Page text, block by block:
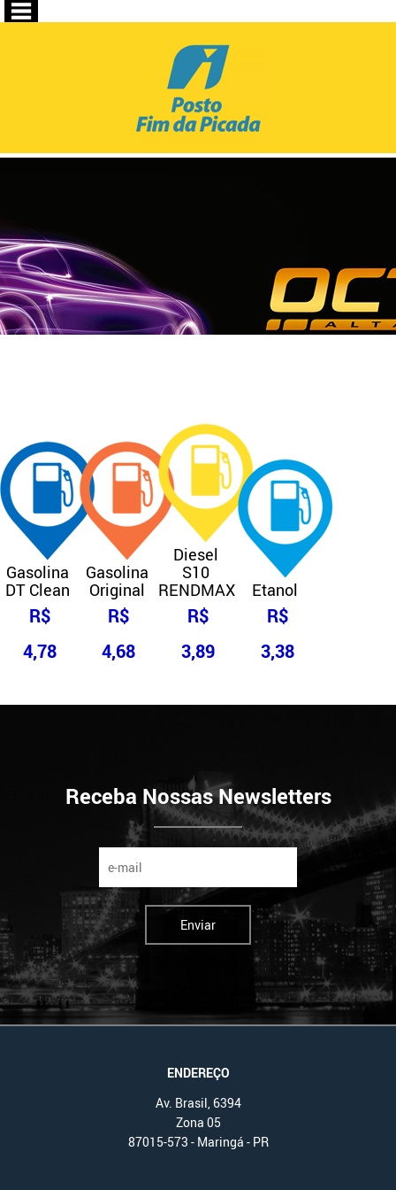
Gasolina
DT Clean
R$
4,78
Gasolina
Original
R$
4,68
Diesel
S10
RENDMAX
R$
3,89
Etanol
R$
3,38
Receba Nossas Newsletters
Enviar
ENDEREÇO
Av. Brasil, 6394
Zona 05
87015-573 - Maringá - PR